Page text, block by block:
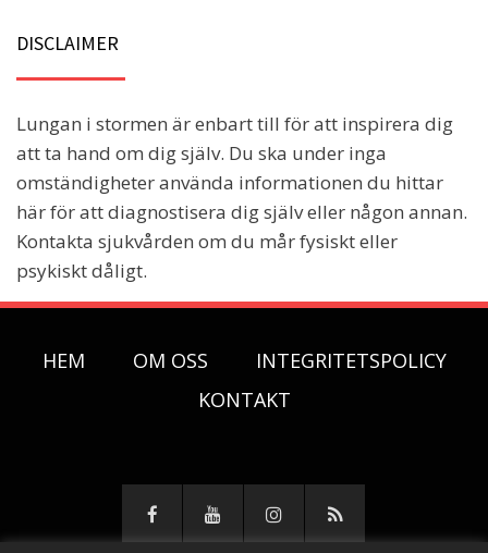
DISCLAIMER
Lungan i stormen är enbart till för att inspirera dig
att ta hand om dig själv. Du ska under inga
omständigheter använda informationen du hittar
här för att diagnostisera dig själv eller någon annan.
Kontakta sjukvården om du mår fysiskt eller
psykiskt dåligt.
HEM OM OSS
INTEGRITETSPOLICY
KONTAKT